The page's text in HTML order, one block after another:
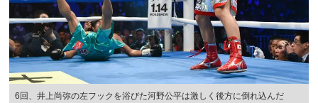
6回、井上尚弥の左フックを浴びた河野公平は激しく後方に倒れ込んだ